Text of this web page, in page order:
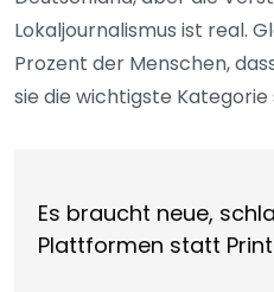
Lokaljournalismus ist real.
Prozent der Menschen,
sie die wichtigste Kategorie
Es braucht neue,
Plattformen statt